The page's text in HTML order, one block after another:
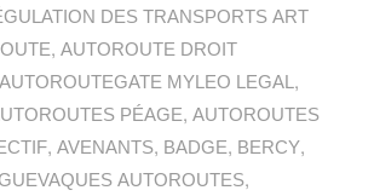
DES TRANSPORTS ART
,AUTOROUTE DROIT
AUTOROUTEGATE MYLEO LEGAL,
PÉAGE,AUTOROUTES
,AVENANTS, BADGE, BERCY,
AUTOROUTES,